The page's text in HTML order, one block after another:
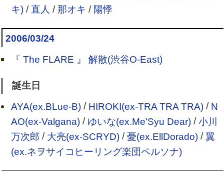
キ)/ 直人 / 那オキ / 陽悸
2006/03/24
『 The FLARE 』 解散(渋谷O-East)
誕生日
AYA(ex.BLue-B)/ HIROKI(ex-TRA TRA TRA)/ N
AO(ex-Valgana)/ ゆいな(ex.Me'Syu Dear)/小川
万次郎 / 大亮(ex-SCRYD)/憂(ex.EllDorado)/翼
(ex.ネヲサイコヒーリング楽団ペルソナ)